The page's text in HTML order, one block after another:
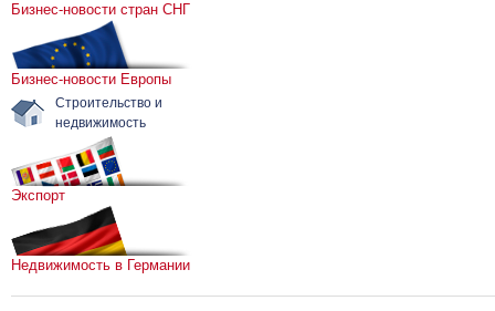
Бизнес-новости стран СНГ
Бизнес-новости Европы
Строительство и
недвижимость
Экспорт
Недвижимость в Германии